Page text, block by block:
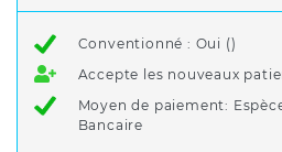
Conventionné : Oui ()
Accepte les nouveaux
Moyen de paiement:
Bancaire